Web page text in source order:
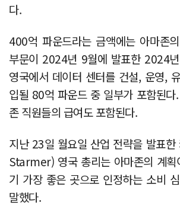
다.
400억 파운드라는 금액에는 아마존
부문이 2024년 9월에 발표한 2024
영국에서 데이터 센터를 건설, 운영,
입될 80억 파운드 중 일부가 포함된
존 직원들의 급여도 포함된다.
지난 23일 월요일 산업 전략을 발표
Starmer) 영국 총리는 아마존의 계획
기 가장 좋은 곳으로 인정하는 소비
말했다.